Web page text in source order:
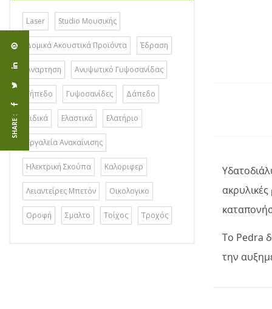
Laser Studio Μουσικής
Δομικά Ακουστικά Προϊόντα Έδραση
Αναρτηση Ανυψωτικό Γυψοσανίδας
Γήπεδο Γυψοσανίδες Δάπεδο
Ειδικά Ελαστικά Ελατήριο
Εργαλεία Ανακαίνισης
Ηλεκτρική Σκούπα Καλοριφερ
Λειαντείρες Μπετόν Οικολογικο
Οροφή Σμαλτο Τοίχος Τροχός
Το Pedra
την
SHARE :